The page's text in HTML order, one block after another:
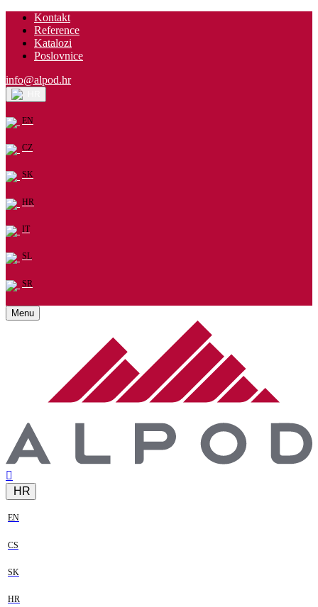
Kontakt
Reference
Katalozi
Poslovnice
info@alpod.hr
EN
CZ
SK
HR
IT
SL
SR
Menu
HR
EN
CS
SK
HR